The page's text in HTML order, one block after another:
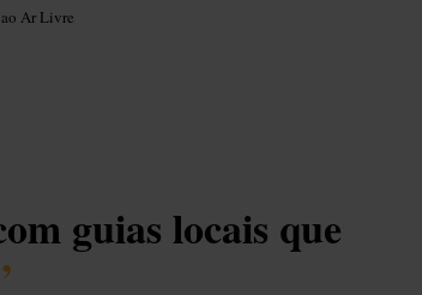
Ar Livre
guias locais que